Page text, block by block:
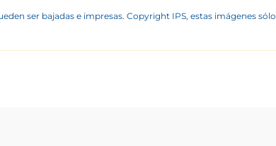
ser bajadas e impresas. Copyright IPS, estas imágenes sólo